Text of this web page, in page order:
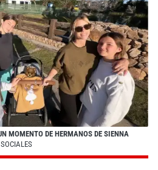
MOMENTO DE HERMANOS DE SIENNA